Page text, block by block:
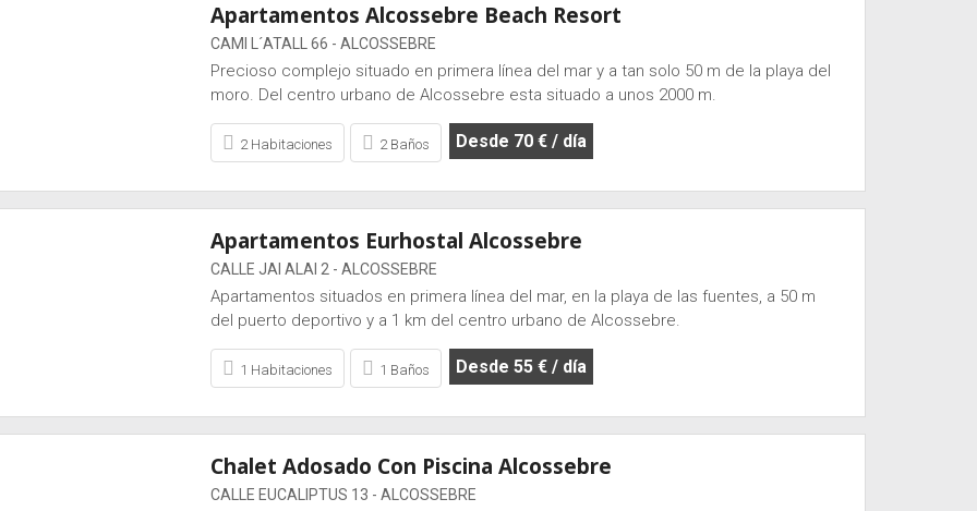
Apartamentos Alcossebre Beach Resort
CAMI L´ATALL 66 - ALCOSSEBRE
Precioso complejo situado en primera línea del mar y a tan solo 50 m de la playa del
moro. Del centro urbano de Alcossebre esta situado a unos 2000 m.
2 Habitaciones 2 Baños Desde 70 € / día
Apartamentos Eurhostal Alcossebre
CALLE JAI ALAI 2 - ALCOSSEBRE
Apartamentos situados en primera línea del mar, en la playa de las fuentes, a 50 m
del puerto deportivo y a 1 km del centro urbano de Alcossebre.
1 Habitaciones 1 Baños Desde 55 € / día
Chalet Adosado Con Piscina Alcossebre
CALLE EUCALIPTUS 13 - ALCOSSEBRE